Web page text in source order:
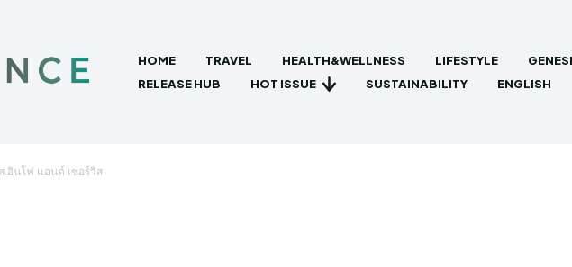
HOME TRAVEL HEALTH&WELLNESS LIFESTYLE
RELEASE HUB
HOT ISSUE SUSTAINABILITY ENGLISH
อินโฟ แอนด์ เซอร์วิส